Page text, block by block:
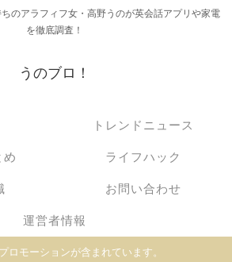
のアラフィフ女・高野うのが英会話アプリや家電
を徹底調査！
うのブロ！
トレンドニュース
め ライフハック
お問い合わせ
運営者情報
ロモーションが含まれています。